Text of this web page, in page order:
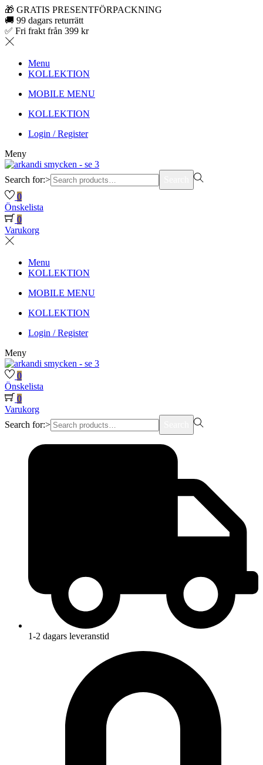
🎁 GRATIS PRESENTFÖRPACKNING
🚚 99 dagars returrätt
✅ Fri frakt från 399 kr
Menu
KOLLEKTION
MOBILE MENU
KOLLEKTION
Login / Register
Meny
Search for:>
0
Önskelista
0
Varukorg
Menu
KOLLEKTION
MOBILE MENU
KOLLEKTION
Login / Register
Meny
0
Önskelista
0
Varukorg
Search for:>
1-2 dagars leveranstid